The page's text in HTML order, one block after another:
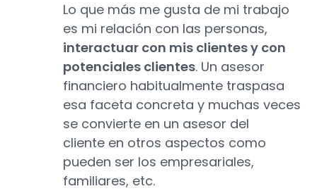
Lo que más me gusta de mi trabajo
es mi relación con las personas,
interactuar con mis clientes y con
potenciales clientes. Un asesor
financiero habitualmente traspasa
esa faceta concreta y muchas veces
se convierte en un asesor del
cliente en otros aspectos como
pueden ser los empresariales,
familiares, etc.